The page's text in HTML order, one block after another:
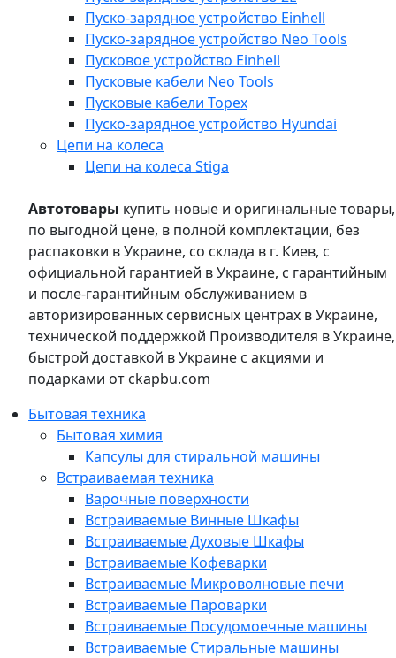
Пуско-зарядное устройство Einhell
Пуско-зарядное устройство Neo Tools
Пусковое устройство Einhell
Пусковые кабели Neo Tools
Пусковые кабели Topex
Пуско-зарядное устройство Hyundai
Цепи на колеса
Цепи на колеса Stiga
Автотовары купить новые и оригинальные товары,
по выгодной цене, в полной комплектации, без
распаковки в Украине, со склада в г. Киев, с
официальной гарантией в Украине, с гарантийным
и после-гарантийным обслуживанием в
авторизированных сервисных центрах в Украине,
технической поддержкой Производителя в Украине,
быстрой доставкой в Украине с акциями и
подарками от ckapbu.com
Бытовая техника
Бытовая химия
Капсулы для стиральной машины
Встраиваемая техника
Варочные поверхности
Встраиваемые Винные Шкафы
Встраиваемые Духовые Шкафы
Встраиваемые Кофеварки
Встраиваемые Микроволновые печи
Встраиваемые Пароварки
Встраиваемые Посудомоечные машины
Встраиваемые Стиральные машины